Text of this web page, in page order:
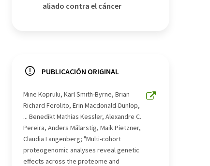
aliado contra el cáncer
PUBLICACIÓN ORIGINAL
Mine Koprulu, Karl Smith-Byrne, Brian
Richard Ferolito, Erin Macdonald-Dunlop,
... Benedikt Mathias Kessler, Alexandre C.
Pereira, Anders Mälarstig, Maik Pietzner,
Claudia Langenberg; "Multi-cohort
proteogenomic analyses reveal genetic
effects across the proteome and